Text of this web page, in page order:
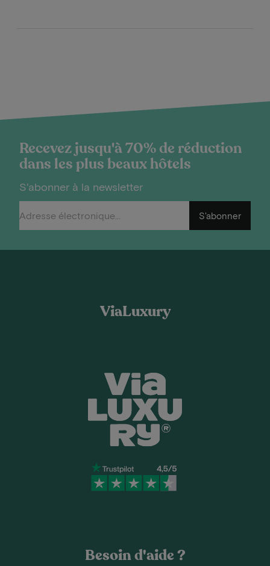
Recevez jusqu'à 70% de réduction
dans les plus beaux hôtels
S'abonner à la newsletter
S'abonner
ViaLuxury
Besoin d'aide ?